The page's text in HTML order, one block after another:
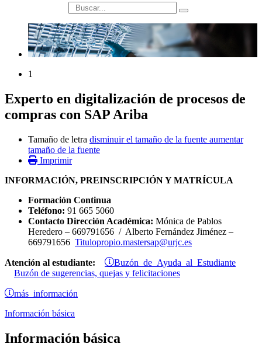
búsqueda
1
Experto en digitalización de procesos de
compras con SAP Ariba
Tamaño de letra disminuir el tamaño de la fuente aumentar
tamaño de la fuente
Imprimir
INFORMACIÓN, PREINSCRIPCIÓN Y MATRÍCULA
Formación Continua
Teléfono: 91 665 5060
Contacto Dirección Académica: Mónica de Pablos
Heredero – 669791656 / Alberto Fernández Jiménez –
669791656 Titulopropio.mastersap@urjc.es
Atención al estudiante: Buzón de Ayuda al Estudiante
Buzón de sugerencias, quejas y felicitaciones
más información
Información básica
Información básica